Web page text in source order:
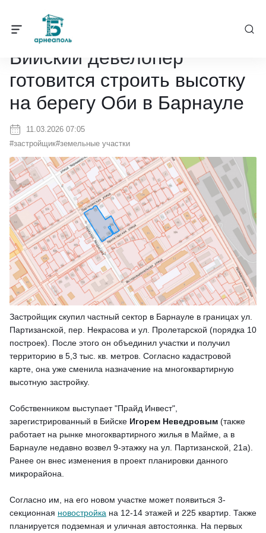
Барнеаполь / Бийский девелопер готовится строить
Бийский девелопер
готовится строить высотку
на берегу Оби в Барнауле
11.03.2026 07:05
#застройщик#земельные участки
Застройщик скупил частный сектор в Барнауле в границах ул.
Партизанской, пер. Некрасова и ул. Пролетарской (порядка 10
построек). После этого он объединил участки и получил
территорию в 5,3 тыс. кв. метров. Согласно кадастровой
карте, она уже сменила назначение на многоквартирную
высотную застройку.
Собственником выступает "Прайд Инвест",
зарегистрированный в Бийске Игорем Неведровым (также
работает на рынке многоквартирного жилья в Майме, а в
Барнауле недавно возвел 9-этажку на ул. Партизанской, 21а).
Ранее он внес изменения в проект планировки данного
микрорайона.
Согласно им, на его новом участке может появиться 3-
секционная новостройка на 12-14 этажей и 225 квартир. Также
планируется подземная и уличная автостоянка. На первых